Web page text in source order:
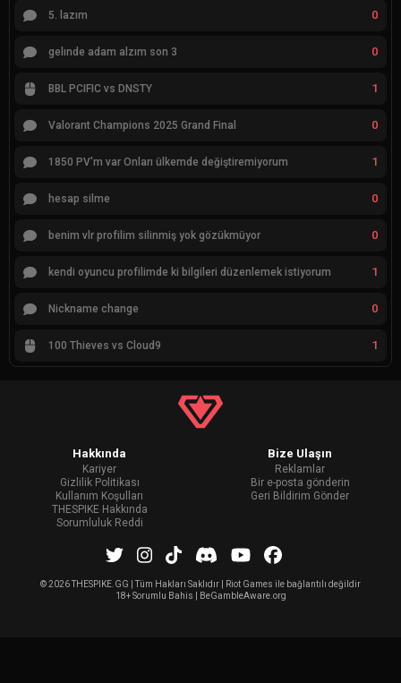
5. lazım 0
gelınde adam alzım son 3 0
BBL PCIFIC vs DNSTY 1
Valorant Champions 2025 Grand Final 0
1850 PV'm var Onları ülkemde değiştiremiyorum 1
hesap silme 0
benim vlr profilim silinmiş yok gözükmüyor 0
kendi oyuncu profilimde ki bilgileri düzenlemek istiyorum 1
Nickname change 0
100 Thieves vs Cloud9 1
Hakkında
Kariyer
Gizlilik Politikası
Kullanım Koşulları
THESPIKE Hakkında
Sorumluluk Reddi
Bize Ulaşın
Reklamlar
Bir e-posta gönderin
Geri Bildirim Gönder
©2026 THESPIKE.GG | Tüm Hakları Saklıdır | Riot Games ile bağlantılı değildir
18+ Sorumlu Bahis | BeGambleAware.org